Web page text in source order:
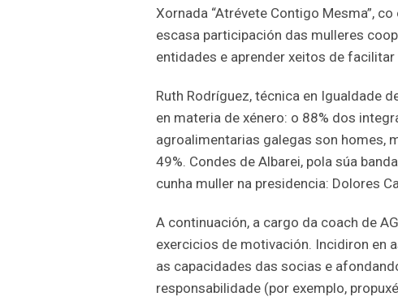
Xornada “Atrévete Contigo Mesma”,
escasa participación das mulleres
entidades e aprender xeitos de
Ruth Rodríguez, técnica en Igualdade
en materia de xénero: o 88% dos
agroalimentarias galegas son homes,
49%. Condes de Albarei, pola súa
cunha muller na presidencia: Dolores
A continuación, a cargo da coach de
exercicios de motivación. Incidiron en
as capacidades das socias e
responsabilidade (por exemplo,